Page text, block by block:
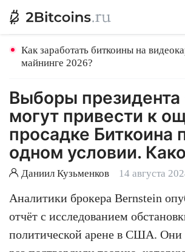
Как заработать биткоины на
майнинге 2026?
Выборы
могут привести к
просадке Биткоина
одном условии.
Даниил Кузьменков 14 августа
Аналитики брокера Bernstein
отчёт с исследованием
политической арене в США. Они